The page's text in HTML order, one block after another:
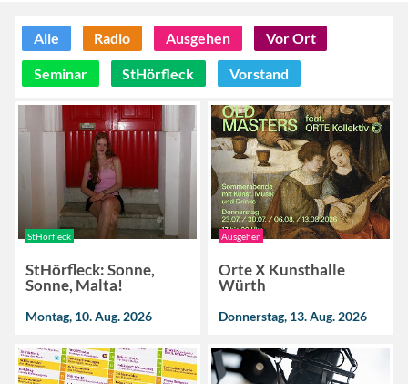
Alle Radio Ausgehen Vor Ort
Seminar StHörfleck Vorstand
StHörfleck
StHörfleck: Sonne,
Sonne, Malta!
Montag, 10. Aug. 2026
Ausgehen
Orte X Kunsthalle
Würth
Donnerstag, 13. Aug. 2026